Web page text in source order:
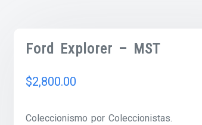
Ford Explorer – MST
$2,800.00
Coleccionismo por Coleccionistas.